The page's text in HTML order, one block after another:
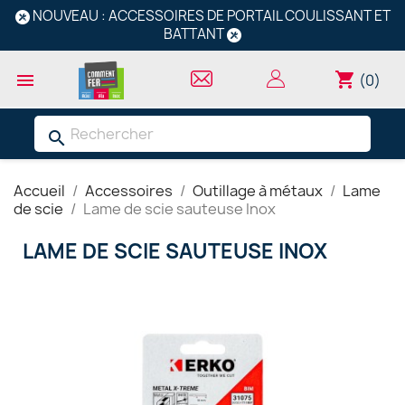
NOUVEAU : ACCESSOIRES DE PORTAIL COULISSANT ET
BATTANT
 shopping_cart (0)
search
Accueil Accessoires Outillage à métaux
Lame
de scie
Lame de scie sauteuse Inox
LAME DE SCIE SAUTEUSE INOX